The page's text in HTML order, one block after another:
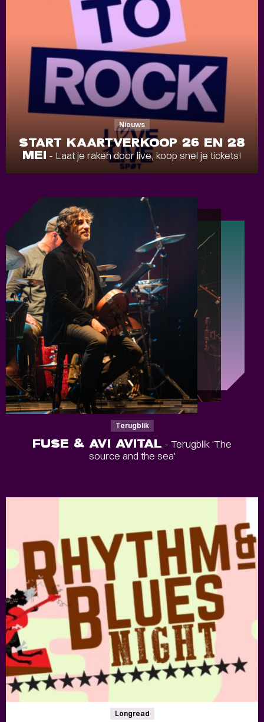
Nieuws
START KAARTVERKOOP 26 EN 28
MEI - Laat je raken door live, koop snel je tickets!
Terugblik
FUSE & AVI AVITAL - Terugblik 'The
source and the sea'
Longread